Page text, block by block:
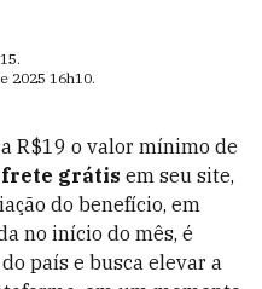
.
2025 16h10.
R$19 o valor mínimo de
frete grátis em seu site,
do benefício, em
no início do mês, é
país e busca elevar a